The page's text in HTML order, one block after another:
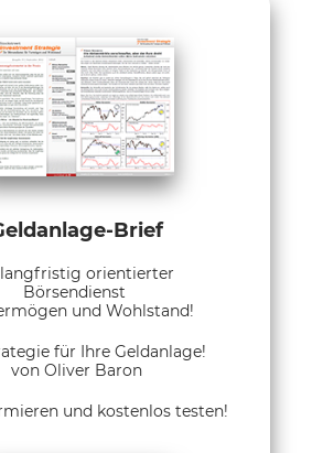
Brief
orientierter
Börsendienst
und Wohlstand!
für Ihre Geldanlage!
von Oliver Baron
und kostenlos testen!